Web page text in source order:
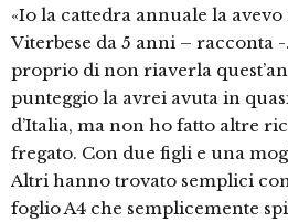
«Io la cattedra annuale la
Viterbese da 5 anni – racconta
proprio di non riaverla
punteggio la avrei avuta in
d’Italia, ma non ho fatto altre
fregato. Con due figli e una
Altri hanno trovato semplici
foglio A4 che semplicemente